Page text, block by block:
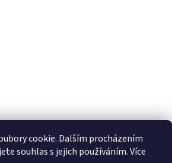
cookie. Dalším procházením
souhlas s jejich používáním. Více